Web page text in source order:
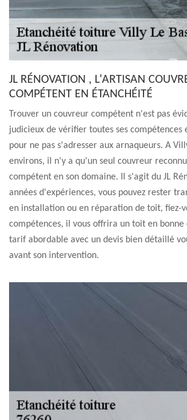
JL RÉNOVATION , L'ARTISAN
COMPÉTENT EN ÉTANCHÉITÉ
Trouver un couvreur compétent n'est pas
judicieux de vérifier toutes ses compétences
pour ne pas s'adresser aux arnaqueurs. A
environs, il n'y a qu'un seul couvreur
compétent en son domaine. Il s'agit du JL
années d'expériences, vous pouvez rester
en installation ou en réparation de toit, fiez-
compétences, il vous offrira un toit en bonne
tarif abordable avec un devis bien détaillé
avant son intervention.